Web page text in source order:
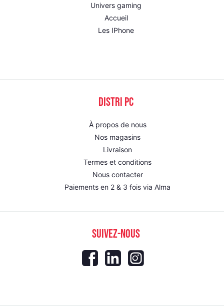
Univers gaming
Accueil
Les IPhone
DISTRI PC
À propos de nous
Nos magasins
Livraison
Termes et conditions
Nous contacter
Paiements en 2 & 3 fois via Alma
SUIVEZ-NOUS